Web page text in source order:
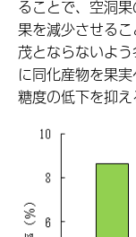
ることで、空洞
果を減少させる
茂とならないよ
に同化産物を果
糖度の低下を抑え